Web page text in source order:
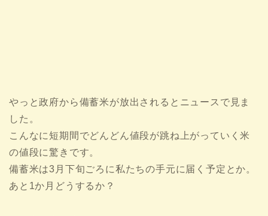
やっと政府から備蓄米が放出されるとニュースで見ま
した。
こんなに短期間でどんどん値段が跳ね上がっていく米
の値段に驚きです。
備蓄米は3月下旬ごろに私たちの手元に届く予定とか。
あと1か月どうするか？